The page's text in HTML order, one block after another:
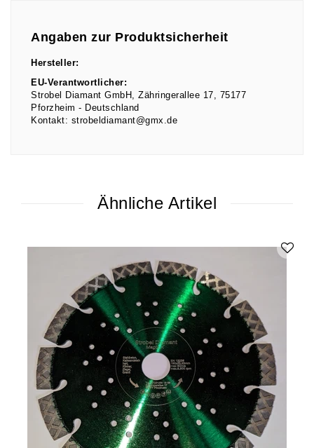
Angaben zur Produktsicherheit
Hersteller:
EU-Verantwortlicher:
Strobel Diamant GmbH
Zähringerallee 17
75177
Pforzheim
Deutschland
Kontakt: strobeldiamant@gmx.de
Ähnliche Artikel